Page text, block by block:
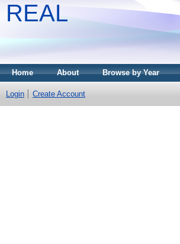
REAL
Home About Browse by Year
Login Create Account